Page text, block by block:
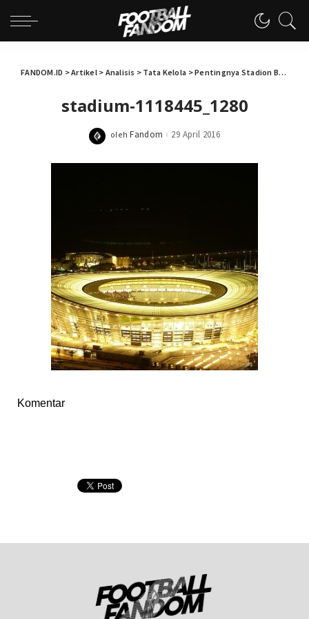
FANDOM.ID >Artikel> Analisis > Tata Kelola >Pentingnya Stadion Bagi Klub dan Negara
stadium-1118445_1280
Posted
oleh Fandom 29 April 2016
Komentar